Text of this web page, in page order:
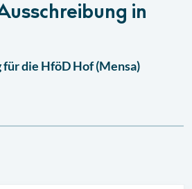
in
die HföD Hof (Mensa)